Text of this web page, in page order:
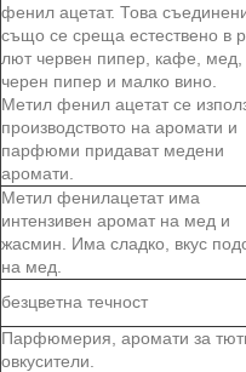
фенил ацетат. Това
също се среща естествено в
лют червен пипер, кафе, мед,
черен пипер и малко вино.
Метил фенил ацетат се
производството на аромати и
парфюми придават медени
аромати.
Метил фенилацетат има
интензивен аромат на мед и
жасмин. Има сладко, вкус
на мед.
безцветна течност
Парфюмерия, аромати за
овкусители.